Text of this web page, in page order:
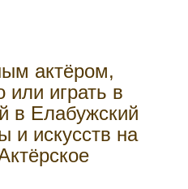
актёром,
или играть в
в Елабужский
и искусств на